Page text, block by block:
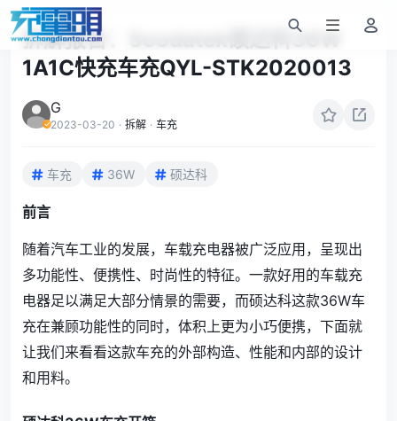
拆解报告：Soodatek硕达科36W
1A1C快充车充QYL-STK2020013
G
2023-03-20 · 拆解 · 车充
车充 36W 硕达科
前言
随着汽车工业的发展，车载充电器被广泛应用，呈现出
多功能性、便携性、时尚性的特征。一款好用的车载充
电器足以满足大部分情景的需要，而硕达科这款36W车
充在兼顾功能性的同时，体积上更为小巧便携，下面就
让我们来看看这款车充的外部构造、性能和内部的设计
和用料。